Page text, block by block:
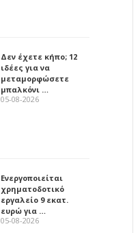
Δεν έχετε κήπο; 12
ιδέες για να
μεταμορφώσετε
μπαλκόνι …
05-08-2026
Ενεργοποιείται
χρηματοδοτικό
εργαλείο 9 εκατ.
ευρώ για …
05-08-2026